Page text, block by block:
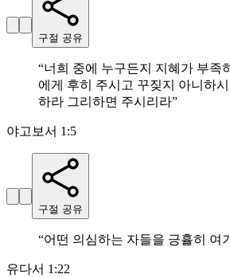
구절 공유
“너희 중에 누구든지 지혜가 부족
에게 후히 주시고 꾸짖지 아니하
하라 그리하면 주시리라”
야고보서 1:5
구절 공유
“어떤 의심하는 자들을 긍휼히 여
유다서 1:22